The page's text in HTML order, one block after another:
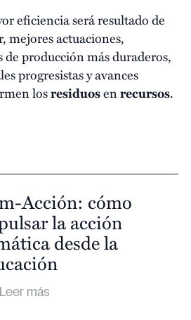
eficiencia será resultado de
mejores actuaciones,
de producción más duraderos,
progresistas y avances
losresiduosenrecursos.
Acción: cómo
la acción
desde la